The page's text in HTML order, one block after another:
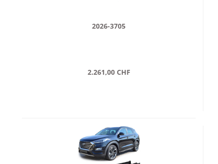
2026-3705
2.261,00 CHF